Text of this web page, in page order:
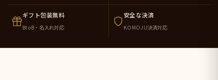
ギフト包装無料
BtoB・名入れ対応
安全な決済
KOMOJU決済対応